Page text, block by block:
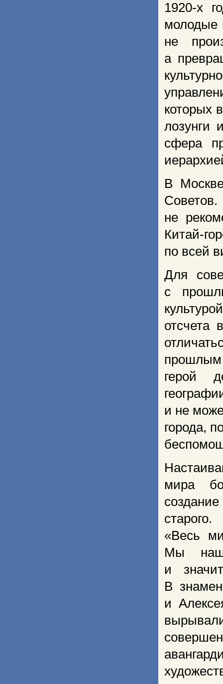
1920-х
молодые
не
а
которых
лозунги
сфера
В
не
Китай-
по всей
Для
с
отсчета
прошлым
герой
и не
города,
мира
«Весь
Мы
и
В
и